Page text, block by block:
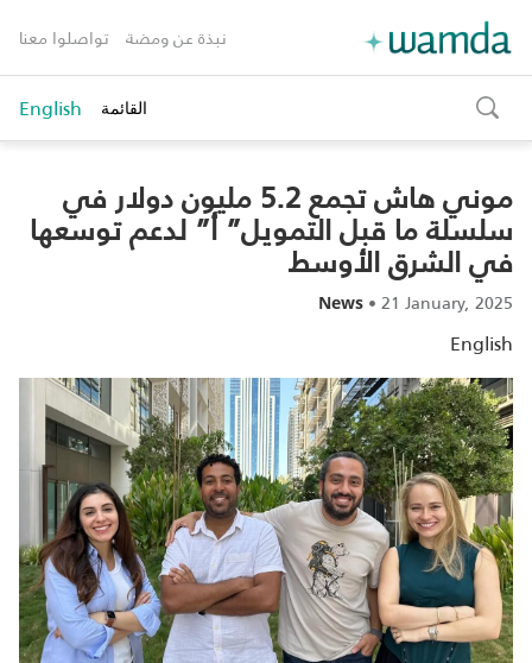
نبذة عن ومضة تواصلوا معنا
toggle
search
القائمة English
موني هاش تجمع 5.2 مليون دولار في
سلسلة ما قبل التمويل” أ” لدعم توسعها
في الشرق الأوسط
News •21 January, 2025
English